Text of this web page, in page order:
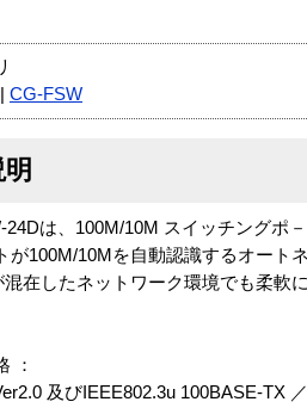
CG-FSW
24Dは、100M/10M スイッチングポ
が100M/10Mを自動認識するオート
在したネットワーク環境でも柔軟
：
及びIEEE802.3u 100BASE-TX